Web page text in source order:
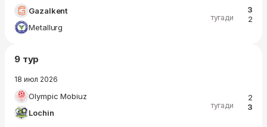
Gazalkent
Metallurg
тугади
3
2
9 тур
18 июл 2026
Olympic Mobiuz
Lochin
тугади
2
3